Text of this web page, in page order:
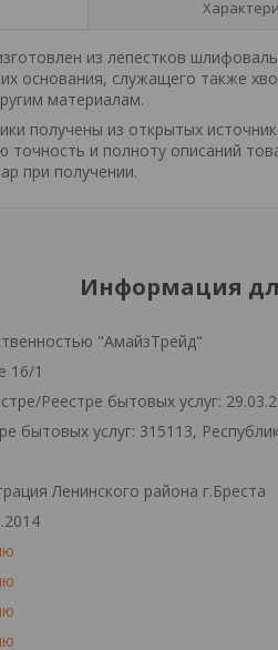
из лепестков
основания, служащего также
материалам.
получены из открытых
точность и полноту описаний
при получении.
Информация
"АмайзТрейд"
16/1
Реестре бытовых услуг:
бытовых услуг: 315113,
Ленинского района г.Бреста